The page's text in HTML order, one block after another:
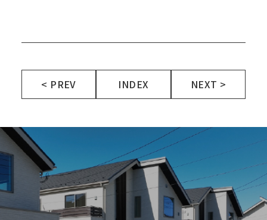
< PREV INDEX NEXT >